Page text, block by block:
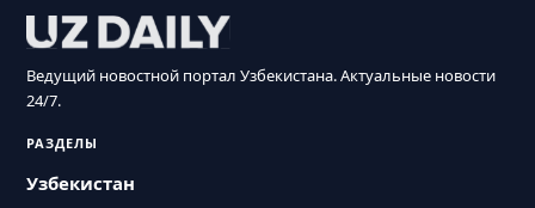
Ведущий новостной портал Узбекистана. Актуальные новости
24/7.
РАЗДЕЛЫ
Узбекистан